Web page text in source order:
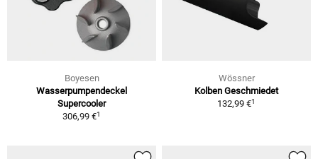
Boyesen
Wasserpumpendeckel
Supercooler
306,99 €1
Wössner
Kolben Geschmiedet
132,99 €1